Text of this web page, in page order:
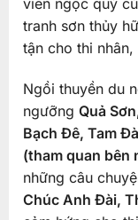
tranh sơn thủy
tận cho thi
Ngồi thuyền du
ngưỡng Quả
Bạch Đê, Tam
(tham quan bên
những câu
Chúc Anh Đài,